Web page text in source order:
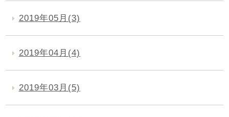
2019年05月(3)
2019年04月(4)
2019年03月(5)